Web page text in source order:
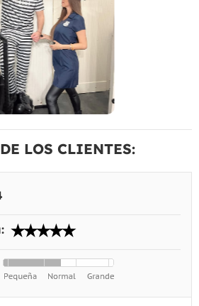
LOS CLIENTES: